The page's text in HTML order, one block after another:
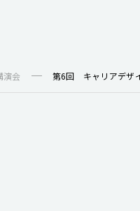
演会 第6回 キャリアデザ